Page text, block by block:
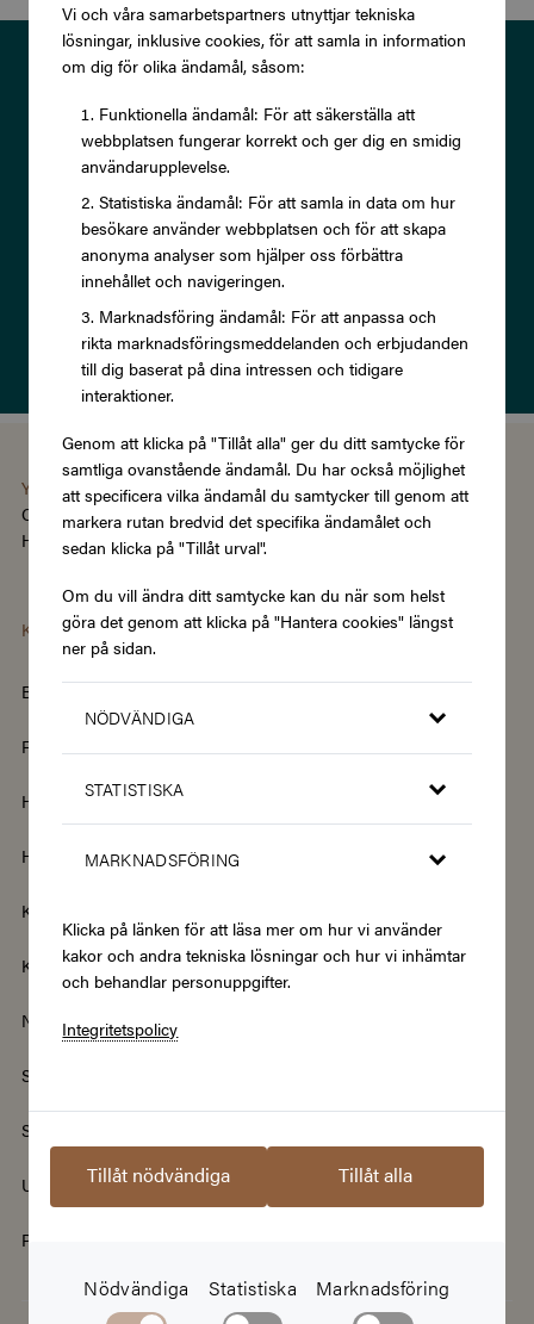
Vi och våra samarbetspartners utnyttjar tekniska
lösningar, inklusive cookies, för att samla in information
om dig för olika ändamål, såsom:
Funktionella ändamål: För att säkerställa att
webbplatsen fungerar korrekt och ger dig en smidig
användarupplevelse.
Statistiska ändamål: För att samla in data om hur
besökare använder webbplatsen och för att skapa
anonyma analyser som hjälper oss förbättra
innehållet och navigeringen.
Marknadsföring ändamål: För att anpassa och
rikta marknadsföringsmeddelanden och erbjudanden
till dig baserat på dina intressen och tidigare
interaktioner.
Genom att klicka på "Tillåt alla" ger du ditt samtycke för
samtliga ovanstående ändamål. Du har också möjlighet
att specificera vilka ändamål du samtycker till genom att
markera rutan bredvid det specifika ändamålet och
sedan klicka på "Tillåt urval".
Om du vill ändra ditt samtycke kan du när som helst
göra det genom att klicka på "Hantera cookies" längst
ner på sidan.
NÖDVÄNDIGA
STATISTISKA
MARKNADSFÖRING
Klicka på länken för att läsa mer om hur vi använder
kakor och andra tekniska lösningar och hur vi inhämtar
och behandlar personuppgifter.
Integritetspolicy
Tillåt nödvändiga Tillåt alla
Nödvändiga Statistiska Marknadsföring
Prenumerera på vårt nyhetsbrev
och ta del av exklusiva
erbjudanden och rabatter!
Prenumerera
Läs om vårIntegritetspolicy
You're using the Swedish version of Zupergift
Change language/region
Hantera cookies
Köpvillkor |
Kategorier
Barn & Baby Böcker & Magasin
Fordon & Transport
Hem & Trädgård
Hotell & Resor Hållbarhet & Second Hand
Kläder & Accessoarer
Kurser Mat & Dryck
Nyheter
Skönhet & Hälsa
Sport & Fritid
Upplevelser Välgörenhet
Populära presentkort